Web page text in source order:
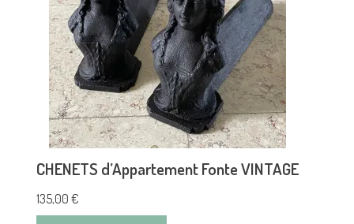
CHENETS d’Appartement Fonte VINTAGE
135,00 €